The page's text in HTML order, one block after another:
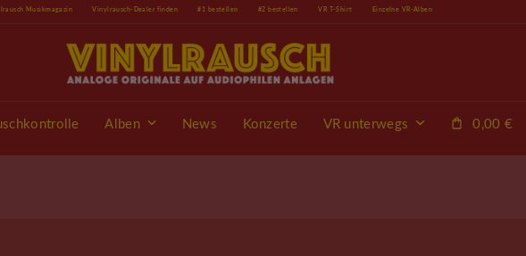
Musikmagazin Vinylrausch-Dealer finden #1 bestellen #2 bestellen VR T-Shirt Einzelne VR-Alben
Alben News Konzerte VR unterwegs 0,00 €